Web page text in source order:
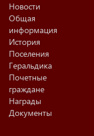
Новости
Общая
информация
История
Поселения
Геральдика
Почетные
граждане
Награды
Документы